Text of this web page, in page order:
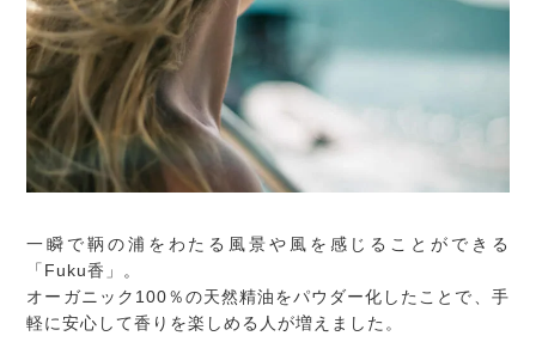
一瞬で鞆の浦をわたる風景や風を感じることができる
「Fuku香」。
オーガニック100％の天然精油をパウダー化したことで、手
軽に安心して香りを楽しめる人が増えました。